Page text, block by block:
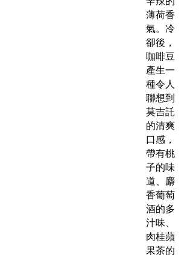
薄荷香
氣。冷
卻後，
咖啡豆
產生一
種令人
聯想到
莫吉託
的清爽
口感，
帶有桃
子的味
道、麝
香葡萄
酒的多
汁味、
肉桂蘋
果茶的